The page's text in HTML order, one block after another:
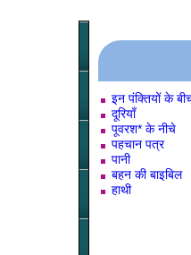
इन पंक्तियों के
दूरियाँ
पूवरश* के नीचे
पहचान पत्र
पानी
बहन की बाइबिल
हाथी